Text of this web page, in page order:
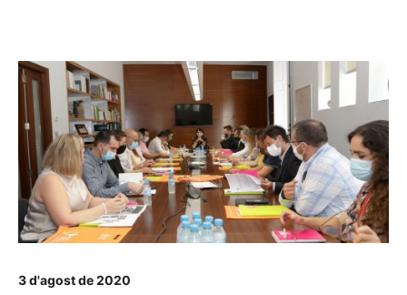
3 d'agost de 2020